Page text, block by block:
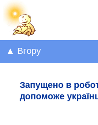
▲ Вгору
Запущено в
допоможе